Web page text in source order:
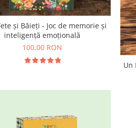
și Băieți - Joc de memorie și
inteligență emoțională
100,00 RON
Un